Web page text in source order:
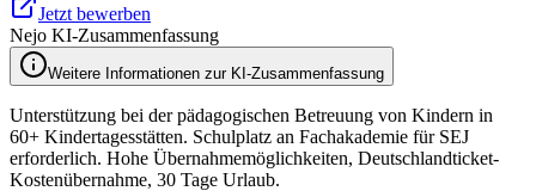
Jetzt bewerben
Nejo KI-Zusammenfassung
Weitere Informationen zur KI-Zusammenfassung
Unterstützung bei der pädagogischen Betreuung von Kindern in
60+ Kindertagesstätten. Schulplatz an Fachakademie für SEJ
erforderlich. Hohe Übernahmemöglichkeiten, Deutschlandticket-
Kostenübernahme, 30 Tage Urlaub.